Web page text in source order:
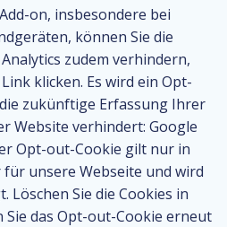
on, insbesondere bei
können Sie die
zudem verhindern,
klicken. Es wird ein Opt-
zukünftige Erfassung Ihrer
Website verhindert: Google
Opt-out-Cookie gilt nur in
unsere Webseite und wird
Löschen Sie die Cookies in
Sie das Opt-out-Cookie erneut